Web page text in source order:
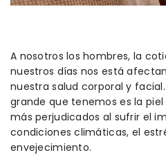
A nosotros los hombres, la
nuestros días nos está
nuestra salud corporal y
grande que tenemos es la
más perjudicados al sufrir el
condiciones climáticas, el
envejecimiento.